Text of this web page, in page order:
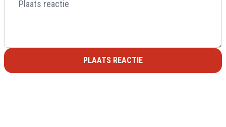
PLAATS REACTIE